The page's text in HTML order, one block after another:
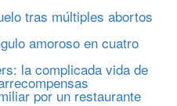
tras múltiples abortos
amoroso en cuatro
la complicada vida de
por un restaurante